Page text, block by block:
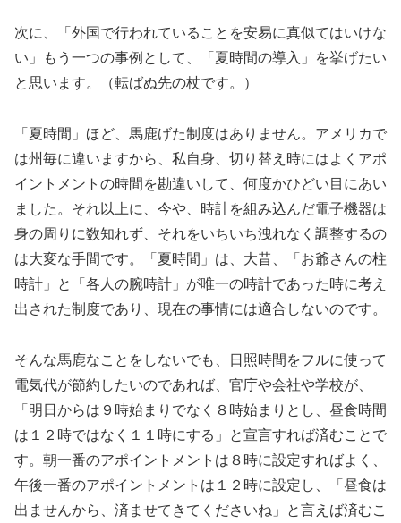
次に、「外国で行われていることを安易に真似てはいけな
い」もう一つの事例として、「夏時間の導入」を挙げたい
と思います。（転ばぬ先の杖です。）
「夏時間」ほど、馬鹿げた制度はありません。アメリカで
は州毎に違いますから、私自身、切り替え時にはよくアポ
イントメントの時間を勘違いして、何度かひどい目にあい
ました。それ以上に、今や、時計を組み込んだ電子機器は
身の周りに数知れず、それをいちいち洩れなく調整するの
は大変な手間です。「夏時間」は、大昔、「お爺さんの柱
時計」と「各人の腕時計」が唯一の時計であった時に考え
出された制度であり、現在の事情には適合しないのです。
そんな馬鹿なことをしないでも、日照時間をフルに使って
電気代が節約したいのであれば、官庁や会社や学校が、
「明日からは９時始まりでなく８時始まりとし、昼食時間
は１２時ではなく１１時にする」と宣言すれば済むことで
す。朝一番のアポイントメントは８時に設定すればよく、
午後一番のアポイントメントは１２時に設定し、「昼食は
出ませんから、済ませてきてくださいね」と言えば済むこ